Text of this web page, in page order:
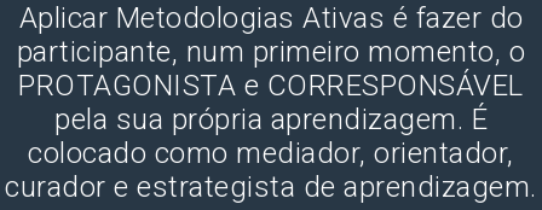
Aplicar Metodologias Ativas é fazer do
participante, num primeiro momento, o
PROTAGONISTA e CORRESPONSÁVEL
pela sua própria aprendizagem. É
colocado como mediador, orientador,
curador e estrategista de aprendizagem.